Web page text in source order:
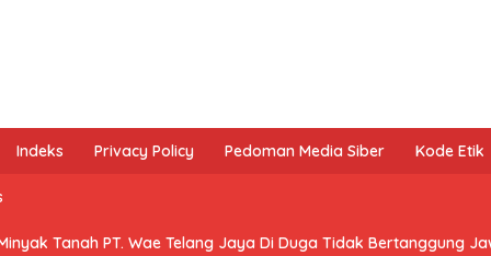
Indeks Privacy Policy Pedoman Media Siber Kode Etik
Tanah PT. Wae Telang Jaya Di Duga Tidak Bertanggung